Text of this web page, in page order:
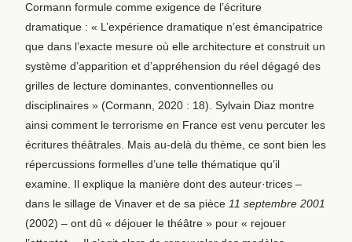
Cormann formule comme exigence de l’écriture
dramatique : « L’expérience dramatique n’est émancipatrice
que dans l’exacte mesure où elle architecture et construit un
système d’apparition et d’appréhension du réel dégagé des
grilles de lecture dominantes, conventionnelles ou
disciplinaires » (Cormann, 2020 : 18). Sylvain Diaz montre
ainsi comment le terrorisme en France est venu percuter les
écritures théâtrales. Mais au-delà du thème, ce sont bien les
répercussions formelles d’une telle thématique qu’il
examine. Il explique la manière dont des auteur·trices –
dans le sillage de Vinaver et de sa pièce 11 septembre 2001
(2002) – ont dû « déjouer le théâtre » pour « rejouer